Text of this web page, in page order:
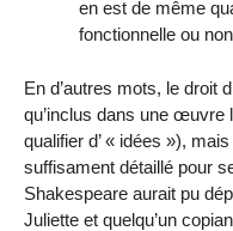
en est de même
fonctionnelle ou
En d’autres mots, le droit
qu’inclus dans une œuvre
qualifier d’ « idées »),
suffisament détaillé pour
Shakespeare aurait pu
Juliette et quelqu’un